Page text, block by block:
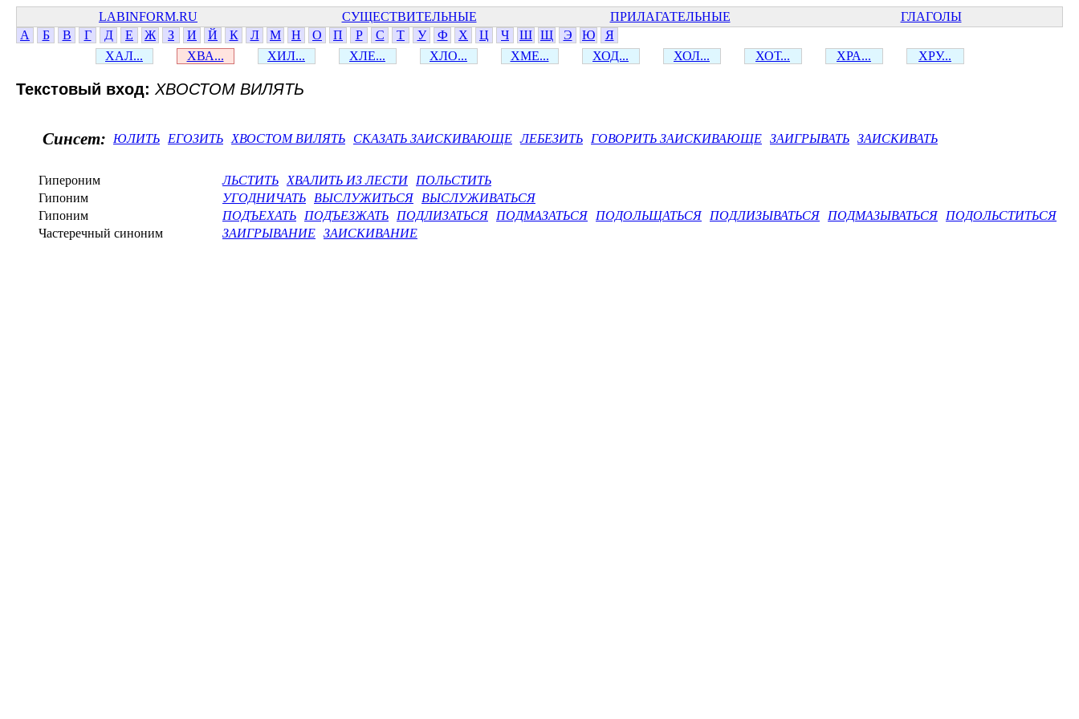
LABINFORM.RU СУЩЕСТВИТЕЛЬНЫЕ ПРИЛАГАТЕЛЬНЫЕ
ГЛАГОЛЫ
А
Б В Г Д Е Ж З И Й К Л М Н О П Р С Т У Ф Х Ц Ч Ш Щ Э Ю
Я
ХАЛ...
ХВА... ХИЛ... ХЛЕ... ХЛО... ХМЕ... ХОД... ХОЛ... ХОТ... ХРА... ХРУ...
Текстовый вход: ХВОСТОМ ВИЛЯТЬ
Синсет: ЮЛИТЬ ЕГОЗИТЬ ХВОСТОМ ВИЛЯТЬ СКАЗАТЬ ЗАИСКИВАЮЩЕ ЛЕБЕЗИТЬ ГОВОРИТЬ ЗАИСКИВАЮЩЕ ЗАИГРЫВАТЬ ЗАИСКИВАТЬ
Гипероним ЛЬСТИТЬ ХВАЛИТЬ ИЗ ЛЕСТИ
ПОЛЬСТИТЬ
Гипоним
УГОДНИЧАТЬ ВЫСЛУЖИТЬСЯ
ВЫСЛУЖИВАТЬСЯ
Гипоним
ПОДЪЕХАТЬ ПОДЪЕЗЖАТЬ ПОДЛИЗАТЬСЯ ПОДМАЗАТЬСЯ ПОДОЛЬЩАТЬСЯ ПОДЛИЗЫВАТЬСЯ ПОДМАЗЫВАТЬСЯ
ПОДОЛЬСТИТЬСЯ
Частеречный синоним
ЗАИГРЫВАНИЕ ЗАИСКИВАНИЕ